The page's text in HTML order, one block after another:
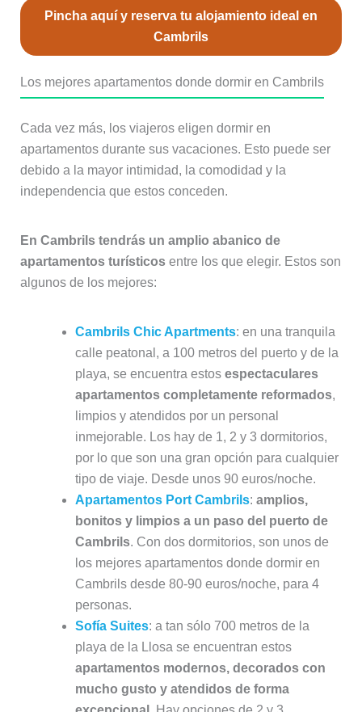
Pincha aquí y reserva tu alojamiento ideal en
Cambrils
Los mejores apartamentos donde dormir en Cambrils
Cada vez más, los viajeros eligen dormir en
apartamentos durante sus vacaciones. Esto puede ser
debido a la mayor intimidad, la comodidad y la
independencia que estos conceden.
En Cambrils tendrás un amplio abanico de
apartamentos turísticosentre los que elegir. Estos son
algunos de los mejores:
Cambrils Chic Apartments: en una tranquila
calle peatonal, a 100 metros del puerto y de la
playa, se encuentra estos espectaculares
apartamentos completamente reformados,
limpios y atendidos por un personal
inmejorable. Los hay de 1, 2 y 3 dormitorios,
por lo que son una gran opción para cualquier
tipo de viaje. Desde unos 90 euros/noche.
Apartamentos Port Cambrils: amplios,
bonitos y limpios a un paso del puerto de
Cambrils. Con dos dormitorios, son unos de
los mejores apartamentos donde dormir en
Cambrils desde 80-90 euros/noche, para 4
personas.
Sofía Suites: a tan sólo 700 metros de la
playa de la Llosa se encuentran estos
apartamentos modernos, decorados con
mucho gusto y atendidos de forma